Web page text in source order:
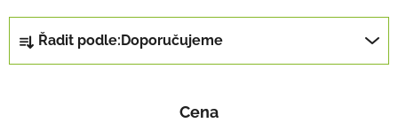
a
z
Řadit podle: Doporučujeme
Cena